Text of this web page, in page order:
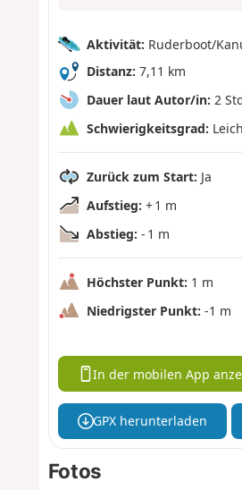
Aktivität: Ruderboot/
Distanz: 7,11 km
Dauer laut Autor/in: 2
Schwierigkeitsgrad:
Zurück zum Start: Ja
Aufstieg: + 1 m
Abstieg: - 1 m
Höchster Punkt: 1 m
Niedrigster Punkt: -1 m
In der mobilen App
GPX herunterladen
Fotos